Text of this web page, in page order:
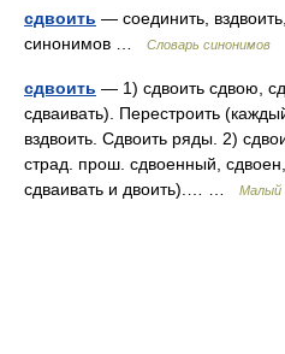
сдвоить — соединить,
синонимов …
Словарь синонимов
сдвоить — 1) сдвоить сдвою,
сдваивать). Перестроить
вздвоить. Сдвоить ряды. 2)
страд. прош. сдвоенный,
сдваивать и двоить).… …
Малый